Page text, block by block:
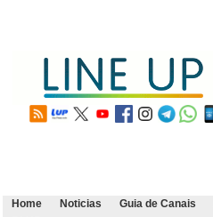
Home Noticias Guia de Canais